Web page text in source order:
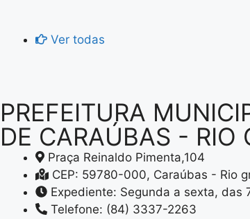
Ver todas
PREFEITURA
DE CARAÚBAS - RIO
Praça Reinaldo Pimenta,104
CEP: 59780-000, Caraúbas - Rio
Expediente: Segunda a sexta, das
Telefone: (84) 3337-2263